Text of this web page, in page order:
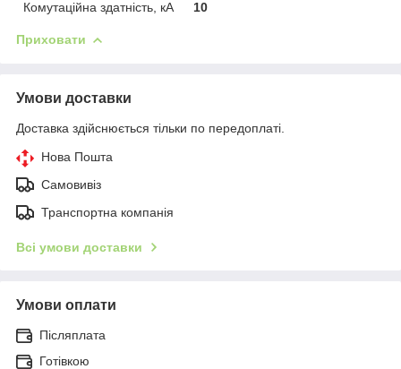
Комутаційна здатність, кА
10
Приховати
Умови доставки
Доставка здійснюється тільки по передоплаті.
Нова Пошта
Самовивіз
Транспортна компанія
Всі умови доставки
Умови оплати
Післяплата
Готівкою